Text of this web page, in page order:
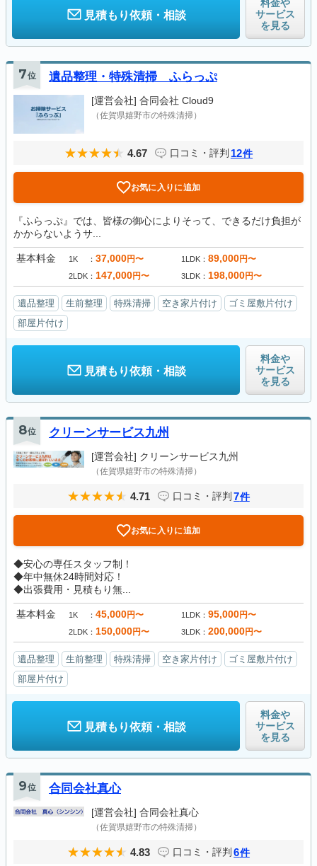
見積もり依頼・相談
料金や
サービス
を見る
7位 遺品整理・特殊清掃 ふらっぷ
[運営会社] 合同会社 Cloud9
（佐賀県嬉野市の特殊清掃）
4.67 口コミ・評判 12件
お気に入りに追加
『ふらっぷ』では、皆様の御心によりそって、できるだけ負担が
かからないようサ...
基本料金 1K 37,000円〜 1LDK 89,000円〜
2LDK 147,000円〜 3LDK 198,000円〜
遺品整理 生前整理 特殊清掃 空き家片付け
ゴミ屋敷片付け
部屋片付け
見積もり依頼・相談
料金や
サービス
を見る
8位 クリーンサービス九州
[運営会社] クリーンサービス九州
（佐賀県嬉野市の特殊清掃）
4.71 口コミ・評判 7件
お気に入りに追加
◆安心の専任スタッフ制！
◆年中無休24時間対応！
◆出張費用・見積もり無...
基本料金 1K 45,000円〜 1LDK 95,000円〜
2LDK 150,000円〜 3LDK 200,000円〜
遺品整理 生前整理 特殊清掃 空き家片付け
ゴミ屋敷片付け
部屋片付け
見積もり依頼・相談
料金や
サービス
を見る
9位 合同会社真心
[運営会社] 合同会社真心
（佐賀県嬉野市の特殊清掃）
4.83 口コミ・評判 6件